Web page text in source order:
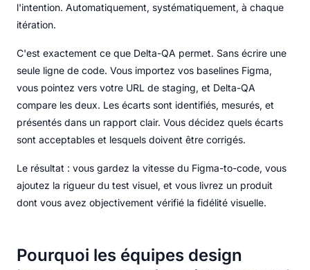
l'intention. Automatiquement, systématiquement, à chaque
itération.
C'est exactement ce que Delta-QA permet. Sans écrire une
seule ligne de code. Vous importez vos baselines Figma,
vous pointez vers votre URL de staging, et Delta-QA
compare les deux. Les écarts sont identifiés, mesurés, et
présentés dans un rapport clair. Vous décidez quels écarts
sont acceptables et lesquels doivent être corrigés.
Le résultat : vous gardez la vitesse du Figma-to-code, vous
ajoutez la rigueur du test visuel, et vous livrez un produit
dont vous avez objectivement vérifié la fidélité visuelle.
Pourquoi les équipes design